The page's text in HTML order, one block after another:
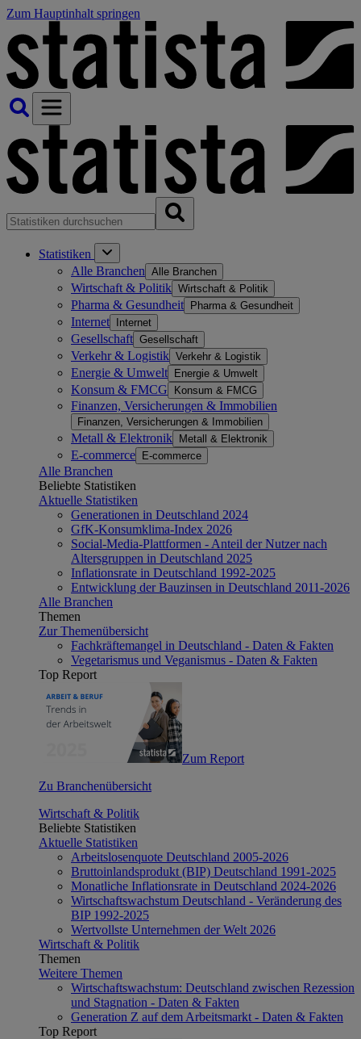
Zum Hauptinhalt springen
Statistiken
Alle Branchen Alle Branchen
Wirtschaft & Politik Wirtschaft & Politik
Pharma & Gesundheit Pharma & Gesundheit
Internet Internet
Gesellschaft Gesellschaft
Verkehr & Logistik Verkehr & Logistik
Energie & Umwelt Energie & Umwelt
Konsum & FMCG Konsum & FMCG
Finanzen, Versicherungen & Immobilien
Finanzen, Versicherungen & Immobilien
Metall & Elektronik Metall & Elektronik
E-commerce E-commerce
Alle Branchen
Beliebte Statistiken
Aktuelle Statistiken
Generationen in Deutschland 2024
GfK-Konsumklima-Index 2026
Social-Media-Plattformen - Anteil der Nutzer nach
Altersgruppen in Deutschland 2025
Inflationsrate in Deutschland 1992-2025
Entwicklung der Bauzinsen in Deutschland 2011-2026
Alle Branchen
Themen
Zur Themenübersicht
Fachkräftemangel in Deutschland - Daten & Fakten
Vegetarismus und Veganismus - Daten & Fakten
Top Report
Zum Report
Zu Branchenübersicht
Wirtschaft & Politik
Beliebte Statistiken
Aktuelle Statistiken
Arbeitslosenquote Deutschland 2005-2026
Bruttoinlandsprodukt (BIP) Deutschland 1991-2025
Monatliche Inflationsrate in Deutschland 2024-2026
Wirtschaftswachstum Deutschland - Veränderung des
BIP 1992-2025
Wertvollste Unternehmen der Welt 2026
Wirtschaft & Politik
Themen
Weitere Themen
Wirtschaftswachstum: Deutschland zwischen Rezession
und Stagnation - Daten & Fakten
Generation Z auf dem Arbeitsmarkt - Daten & Fakten
Top Report